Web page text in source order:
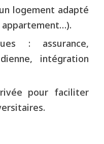
logement adapté
: assurance,
intégration
pour faciliter